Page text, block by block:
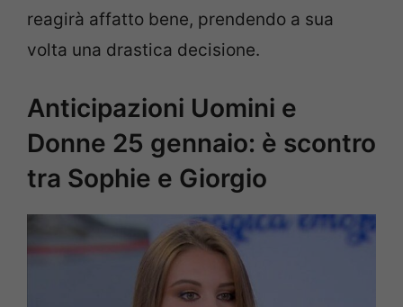
reagirà affatto bene, prendendo a sua
volta una drastica decisione.
Anticipazioni Uomini e
Donne 25 gennaio: è scontro
tra Sophie e Giorgio